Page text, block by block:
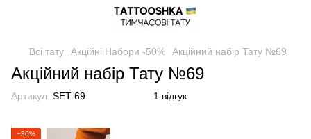
Всі тату Акційні Набори -50% Акційний набір Тату №69
Акційний набір Тату №69
Артикул: SET-69 1 відгук
−30%